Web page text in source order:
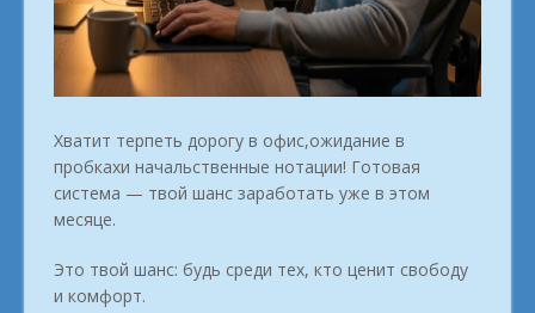
Хватит терпеть дорогу в офис,ожидание в
пробкахи начальственные нотации! Готовая
система — твой шанс заработать уже в этом
месяце.
Это твой шанс: будь среди тех, кто ценит свободу
и комфорт.